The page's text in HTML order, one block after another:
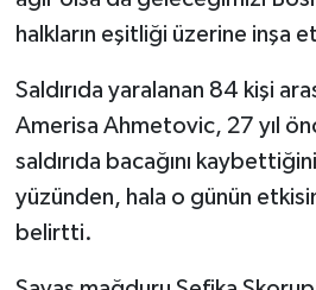
halkların eşitliği üzerine inşa
Saldırıda yaralanan 84 kişi
Amerisa Ahmetovic, 27 yıl
saldırıda bacağını
yüzünden, hala o günün
belirtti.